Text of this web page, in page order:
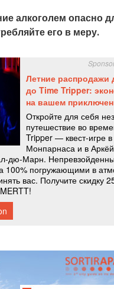
алкоголем опасно
его в меру.